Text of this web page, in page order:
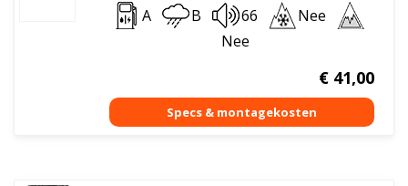
A B 66
Nee
Nee
€41,00